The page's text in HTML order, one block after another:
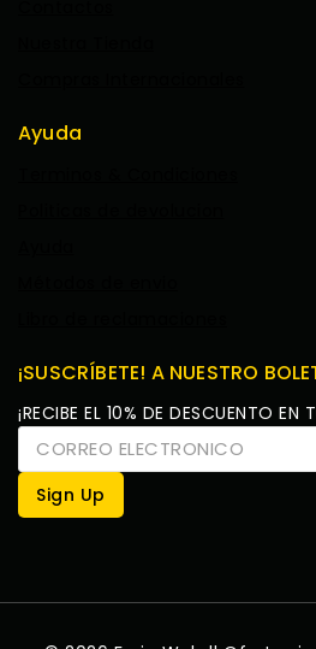
Ayuda
¡SUSCRÍBETE! A NUESTRO
¡RECIBE EL 10% DE DESCUENTO EN